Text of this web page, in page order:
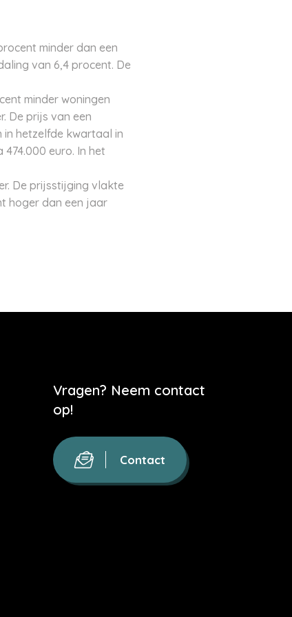
minder dan een
van 6,4 procent. De
minder woningen
De prijs van een
in hetzelfde kwartaal in
euro. In het
De prijsstijging vlakte
hoger dan een jaar
Vragen? Neem contact
op!
Contact